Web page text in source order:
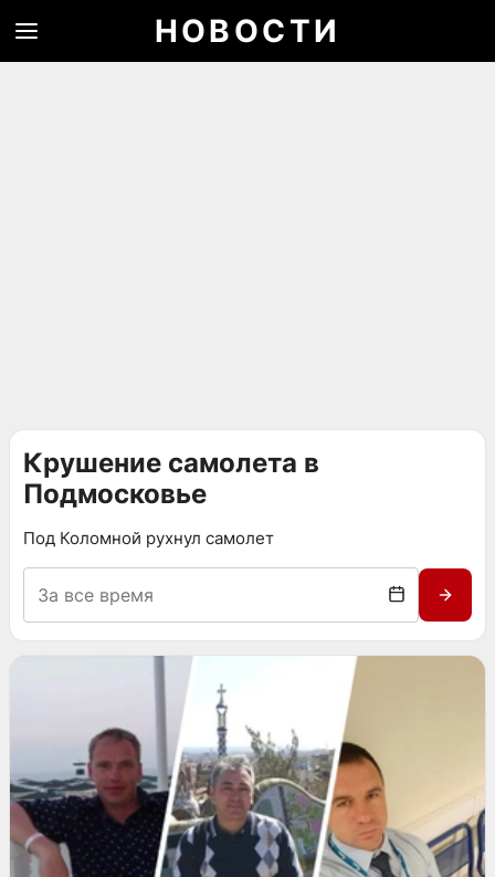
НОВОСТИ
Крушение самолета в
Подмосковье
Под Коломной рухнул самолет